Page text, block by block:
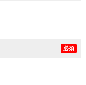
必須